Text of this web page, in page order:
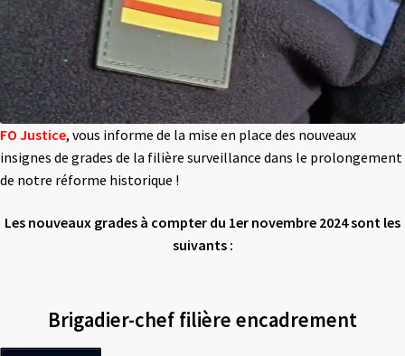
FO Justice, vous informe de la mise en place des nouveaux
insignes de grades de la filière surveillance dans le prolongement
de notre réforme historique !
Les nouveaux grades à compter du 1er novembre 2024 sont les
suivants :
Brigadier-chef filière encadrement